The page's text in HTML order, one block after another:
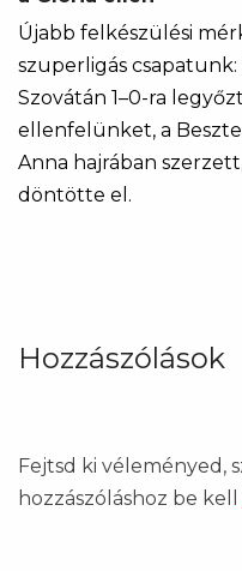
Újabb felkészülési
szuperligás
Szovátán 1–0-ra
ellenfelünket, a
Anna hajrában
döntötte el.
Hozzászólások
Fejtsd ki véleményed,
hozzászóláshoz be kell